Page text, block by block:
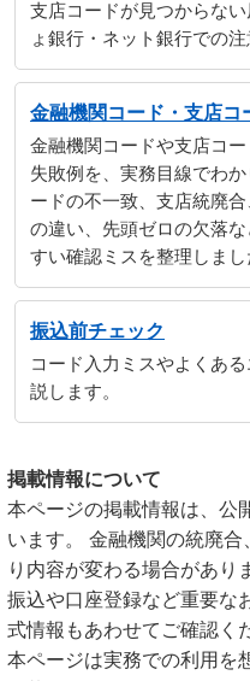
支店コードが見つからな
ょ銀行・ネット銀行での
金融機関コード・支店コ
金融機関コードや支店コ
失敗例を、実務目線でわ
ードの不一致、支店統廃
の違い、先頭ゼロの欠落
すい確認ミスを整理しまし
振込前チェック
コード入力ミスやよくあ
説します。
掲載情報について
本ページの掲載情報は、公
います。 金融機関の統廃
り内容が変わる場合があり
振込や口座登録など重要な
式情報もあわせてご確認く
本ページは実務での利用を